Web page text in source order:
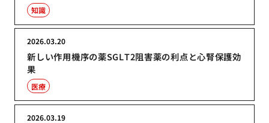
知識
新しい作用機序の薬SGLT2阻害薬の利点と心腎保護効
果
2026.03.20
医療
2026.03.19